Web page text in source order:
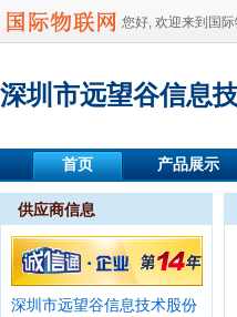
您好, 欢迎来到国际
深圳市远望谷信息
首页 产品展示
供应商信息
深圳市远望谷信息技术股份